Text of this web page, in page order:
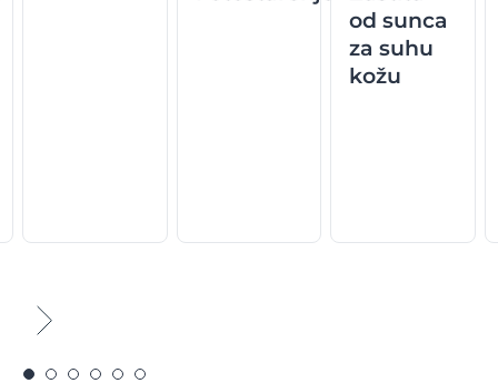
od sunca
za suhu
kožu